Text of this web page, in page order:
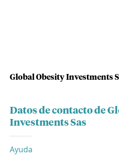
Global Obesity Investments
Datos de contacto de
Investments Sas
Ayuda